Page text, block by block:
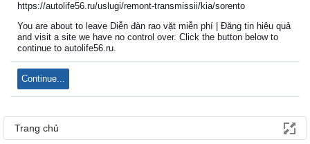
https://autolife56.ru/uslugi/remont-transmissii/kia/sorento
You are about to leave Diễn đàn rao vặt miễn phí | Đăng tin hiệu quả
and visit a site we have no control over. Click the button below to
continue to autolife56.ru.
Continue...
Trang chủ